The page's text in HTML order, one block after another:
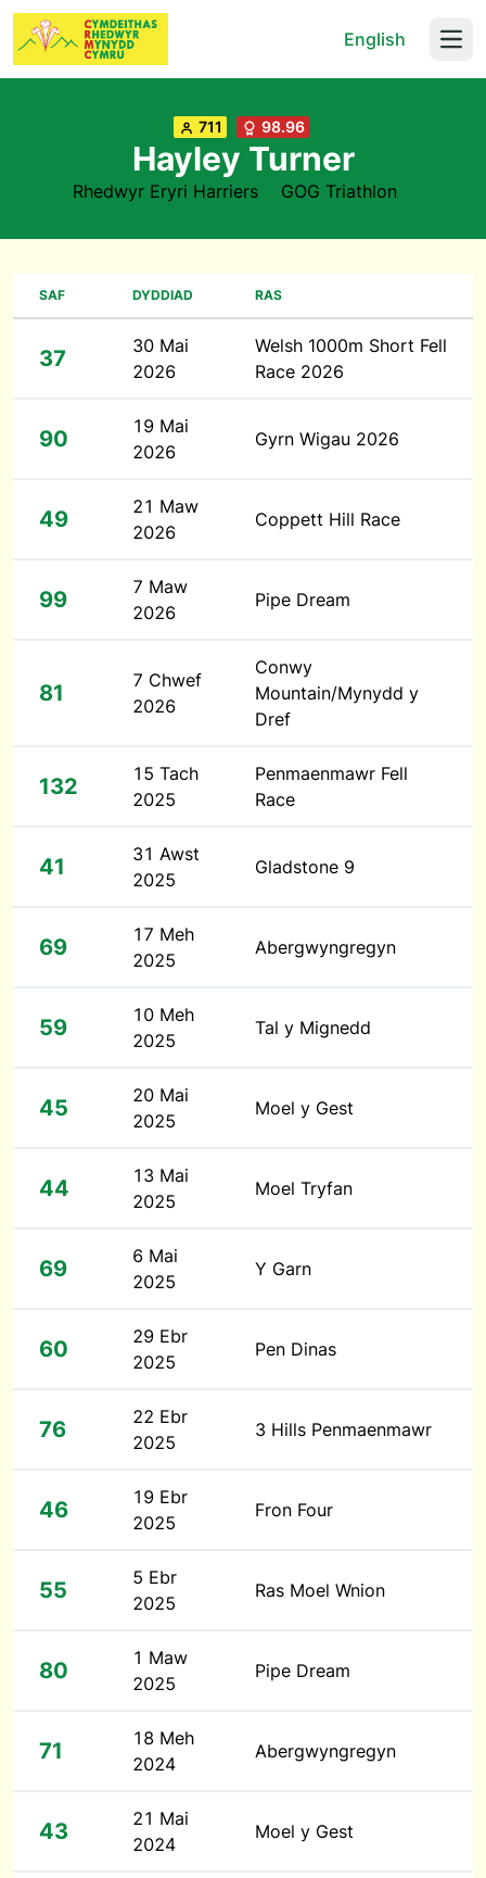
English
711 98.96
Hayley Turner
Rhedwyr Eryri Harriers GOG Triathlon
SAF DYDDIAD RAS
37
30 Mai
2026
Welsh 1000m Short Fell
Race 2026
90
19 Mai
2026
Gyrn Wigau 2026
49
21 Maw
2026
Coppett Hill Race
99
7 Maw
2026
Pipe Dream
81
7 Chwef
2026
Conwy
Mountain/Mynydd y
Dref
132
15 Tach
2025
Penmaenmawr Fell
Race
41
31 Awst
2025
Gladstone 9
69
17 Meh
2025
Abergwyngregyn
59
10 Meh
2025
Tal y Mignedd
45
20 Mai
2025
Moel y Gest
44
13 Mai
2025
Moel Tryfan
69
6 Mai
2025
Y Garn
60
29 Ebr
2025
Pen Dinas
76
22 Ebr
2025
3 Hills Penmaenmawr
46
19 Ebr
2025
Fron Four
55
5 Ebr
2025
Ras Moel Wnion
80
1 Maw
2025
Pipe Dream
71
18 Meh
2024
Abergwyngregyn
43
21 Mai
2024
Moel y Gest